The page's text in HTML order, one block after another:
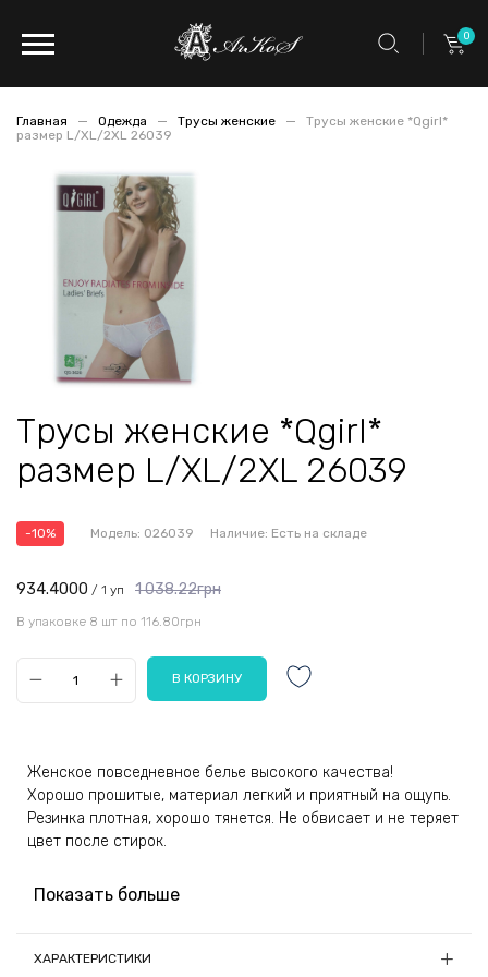
0
Главная Одежда Трусы женские
Трусы женские *Qgirl*
размер L/XL/2XL 26039
Трусы женские *Qgirl*
размер L/XL/2XL 26039
-10% Модель: 026039 Наличие: Есть на складе
1 038.22грн
934.4000 / 1 уп
В упаковке 8 шт по 116.80грн
Женское повседневное белье высокого качества!
Хорошо прошитые, материал легкий и приятный на ощупь.
Резинка плотная, хорошо тянется. Не обвисает и не теряет
цвет после стирок.
Показать больше
ХАРАКТЕРИСТИКИ